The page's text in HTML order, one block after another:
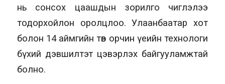
нь сонсох цаашдын зорилго чиглэлээ
тодорхойлон оролцлоо. Улаанбаатар хот
болон 14 аймгийн төв орчин үеийн технологи
бүхий дэвшилтэт цэвэрлэх байгууламжтай
болно.